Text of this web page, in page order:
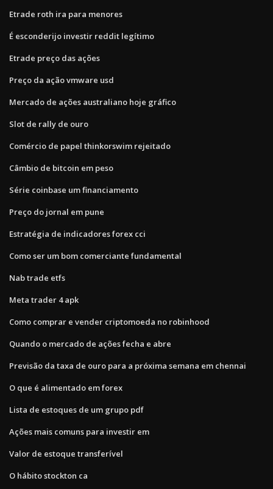
Etrade roth ira para menores
É esconderijo investir reddit legítimo
Etrade preço das ações
Preço da ação vmware usd
Mercado de ações australiano hoje gráfico
Slot de rally de ouro
Comércio de papel thinkorswim rejeitado
Câmbio de bitcoin em peso
Série coinbase um financiamento
Preço do jornal em pune
Estratégia de indicadores forex cci
Como ser um bom comerciante fundamental
Nab trade etfs
Meta trader 4 apk
Como comprar e vender criptomoeda no robinhood
Quando o mercado de ações fecha e abre
Previsão da taxa de ouro para a próxima semana em chennai
O que é alimentado em forex
Lista de estoques de um grupo pdf
Ações mais comuns para investir em
Valor de estoque transferível
O hábito stockton ca